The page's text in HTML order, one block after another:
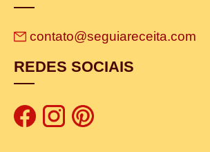
contato@seguiareceita.com
REDES SOCIAIS